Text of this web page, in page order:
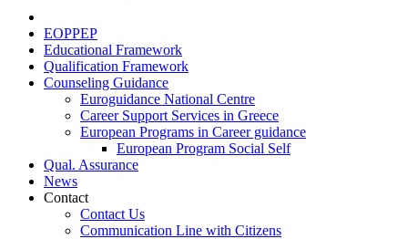
EOPPEP
Educational Framework
Qualification Framework
Counseling Guidance
Euroguidance National Centre
Career Support Services in Greece
Εuropean Programs in Career guidance
Εuropean Program Social Self
Qual. Assurance
News
Contact
Contact Us
Communication Line with Citizens